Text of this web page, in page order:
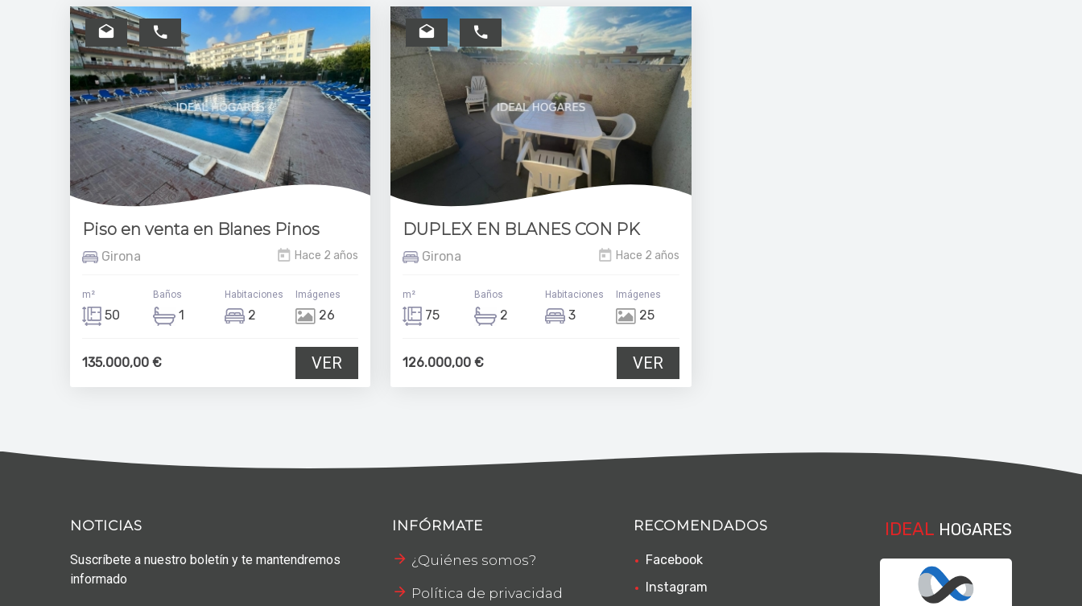
Piso en venta en Blanes Pinos
Girona Hace 2 años
m²
50
Baños
1
Habitaciones
2
Imágenes
26
135.000,00 € VER
DUPLEX EN BLANES CON PK
Girona Hace 2 años
m²
75
Baños
2
Habitaciones
3
Imágenes
25
126.000,00 € VER
NOTICIAS
Suscríbete a nuestro boletín y te mantendremos
informado
INFÓRMATE
¿Quiénes somos?
Política de privacidad
RECOMENDADOS
Facebook
Instagram
IDEAL HOGARES